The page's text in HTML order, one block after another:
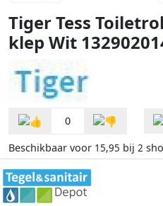
Tiger Tess
klep Wit
0
Beschikbaar voor 15,95 bij 2